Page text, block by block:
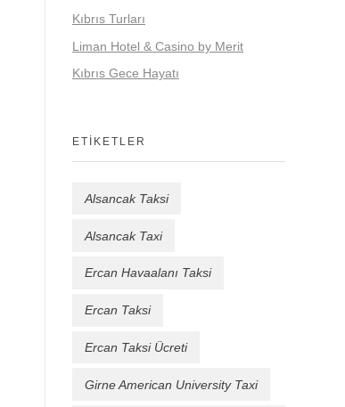
Kıbrıs Turları
Liman Hotel & Casino by Merit
Kıbrıs Gece Hayatı
ETIKETLER
Alsancak Taksi
Alsancak Taxi
Ercan Havaalanı Taksi
Ercan Taksi
Ercan Taksi Ücreti
Girne American University Taxi